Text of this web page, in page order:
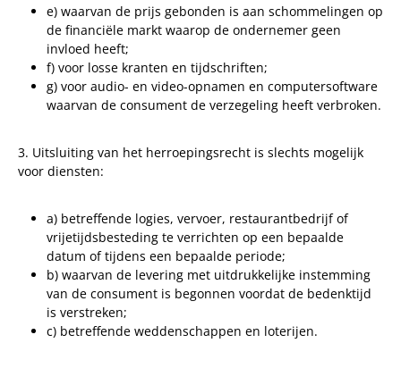
e) waarvan de prijs gebonden is aan schommelingen op
de financiële markt waarop de ondernemer geen
invloed heeft;
f) voor losse kranten en tijdschriften;
g) voor audio- en video-opnamen en computersoftware
waarvan de consument de verzegeling heeft verbroken.
3. Uitsluiting van het herroepingsrecht is slechts mogelijk
voor diensten:
a) betreffende logies, vervoer, restaurantbedrijf of
vrijetijdsbesteding te verrichten op een bepaalde
datum of tijdens een bepaalde periode;
b) waarvan de levering met uitdrukkelijke instemming
van de consument is begonnen voordat de bedenktijd
is verstreken;
c) betreffende weddenschappen en loterijen.